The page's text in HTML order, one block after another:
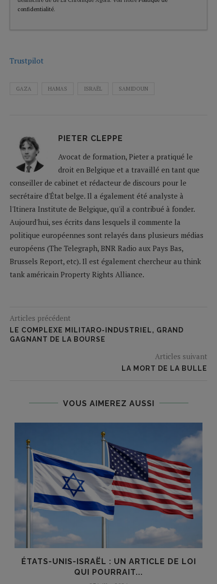
confidentialité.
Trustpilot
GAZA HAMAS ISRAËL SAMIDOUN
PIETER CLEPPE
Avocat de formation, Pieter a pratiqué le
droit en Belgique et a travaillé en tant que
conseiller de cabinet et rédacteur de discours pour le
secrétaire d'État belge. Il a également été analyste à
l'Itinera Institute de Belgique, qu'il a contribué à fonder.
Aujourd'hui, ses écrits dans lesquels il commente la
politique européennes sont relayés dans plusieurs médias
européens (The Telegraph, BNR Radio aux Pays Bas,
Brussels Report, etc). Il est également chercheur au think
tank américain Property Rights Alliance.
Articles précédent
LE COMPLEXE MILITARO-INDUSTRIEL, GRAND
GAGNANT DE LA BOURSE
Articles suivant
LA MORT DE LA BULLE
VOUS AIMEREZ AUSSI
ÉTATS-UNIS-ISRAËL : UN ARTICLE DE LOI
QUI POURRAIT...